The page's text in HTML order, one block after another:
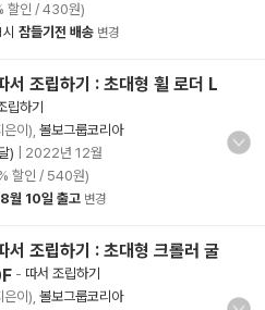
할인 / 430원)
잠들기전 배송 변경
서 조립하기 : 초대형 휠 로더 L
립하기
은이), 볼보그룹코리아
)
2022년 12월
할인 / 540원)
8월 10일 출고 변경
서 조립하기 : 초대형 크롤러 굴
- 따서 조립하기
은이), 볼보그룹코리아